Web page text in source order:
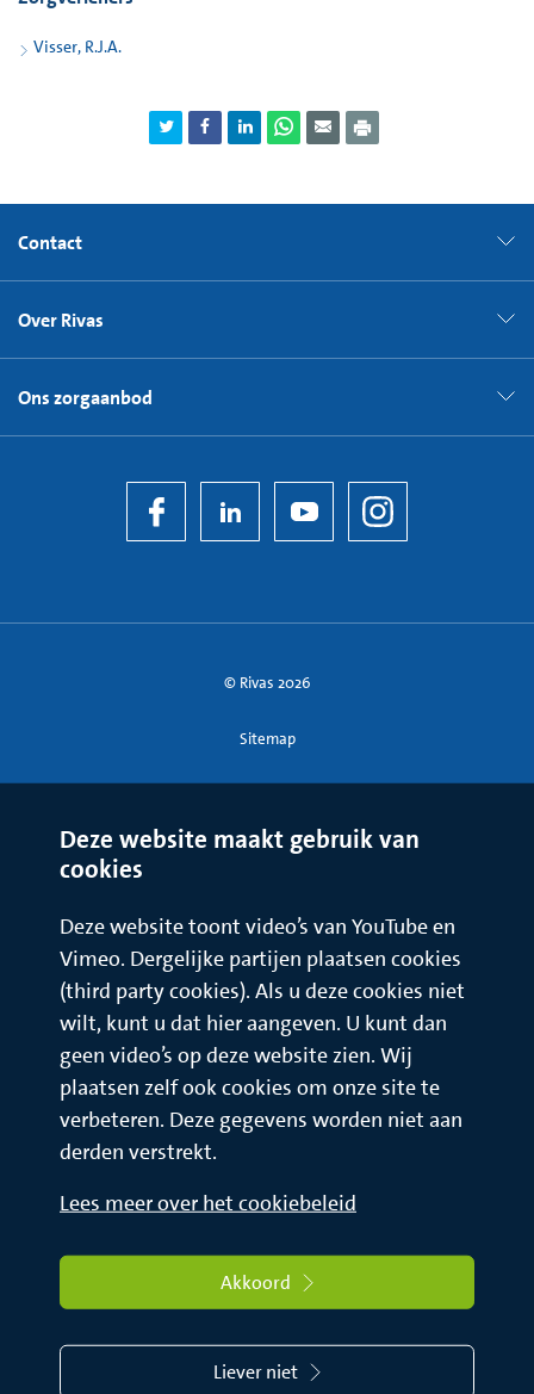
Visser, R.J.A.
Contact
Over Rivas
Ons zorgaanbod
© Rivas 2026
Sitemap
Deze website maakt gebruik van
cookies
Deze website toont video’s van YouTube en
Vimeo. Dergelijke partijen plaatsen cookies
(third party cookies). Als u deze cookies niet
wilt, kunt u dat hier aangeven. U kunt dan
geen video’s op deze website zien. Wij
plaatsen zelf ook cookies om onze site te
verbeteren. Deze gegevens worden niet aan
derden verstrekt.
Lees meer over het cookiebeleid
Akkoord
Liever niet